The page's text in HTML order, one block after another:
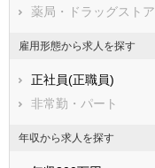
堺市美原区
市部
池田市
泉大津市
貝塚市
薬局・ドラッグストア
雇用形態から求人を探す
正社員(正職員)
非常勤・パート
年収から求人を探す